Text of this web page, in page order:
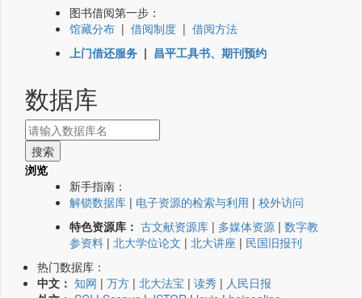
图书借阅第一步：
馆藏分布 | 借阅制度 | 借阅方法
上门借还服务 | 昌平工具书、期刊预约
数据库
浏览
新手指南：
解锁数据库 | 电子资源的检索与利用 | 校外访问
特色资源库： 古文献资源库 | 多媒体资源 | 数字教
参资料 | 北大学位论文 | 北大讲座 | 民国旧报刊
热门数据库：
中文： 知网 | 万方 | 北大法宝 | 读秀 | 人民日报